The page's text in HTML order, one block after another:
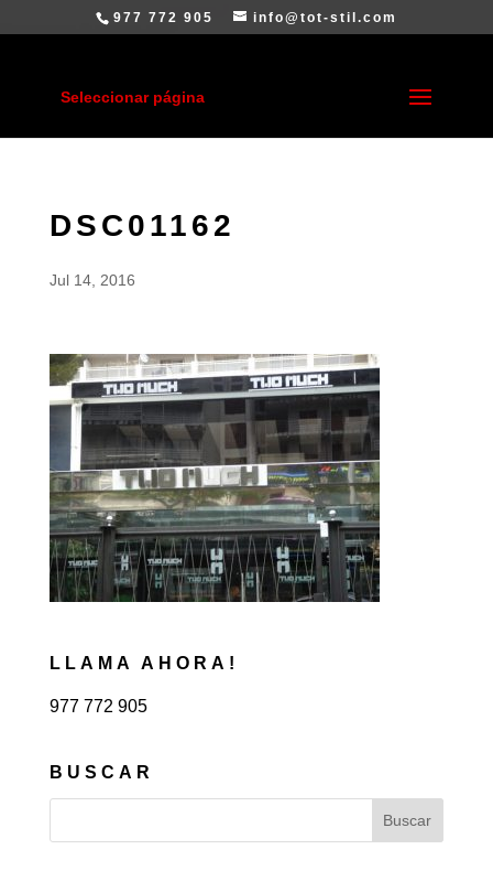
977 772 905 info@tot-stil.com
Seleccionar página
DSC01162
Jul 14, 2016
LLAMA AHORA!
977 772 905
BUSCAR